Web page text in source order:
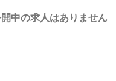
中の求人はありません